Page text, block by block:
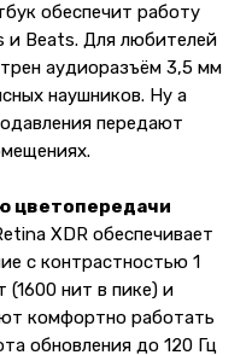
обеспечит работу
Beats. Для любителей
аудиоразъём 3,5 мм
наушников. Ну а
передают
цветопередачи
XDR обеспечивает
с контрастностью 1
(1600 нит в пике) и
комфортно работать
обновления до 120 Гц